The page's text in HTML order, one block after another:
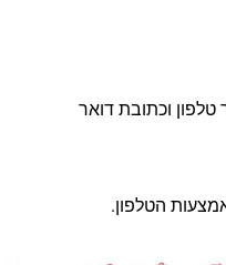
וכתובת דואר
הטלפון.